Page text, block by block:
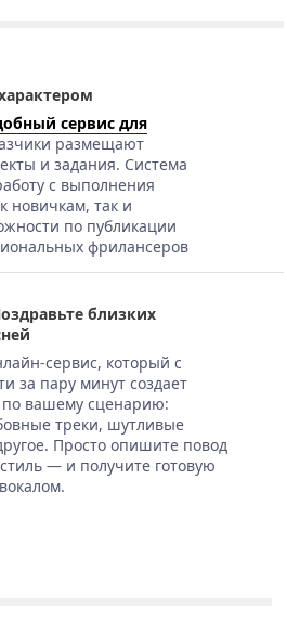
сервис для
размещают
и задания. Система
с выполнения
новичкам, так и
по публикации
фрилансеров
близких
сервис, который с
за пару минут создает
вашему сценарию:
треки, шутливые
Просто опишите повод
— и получите готовую